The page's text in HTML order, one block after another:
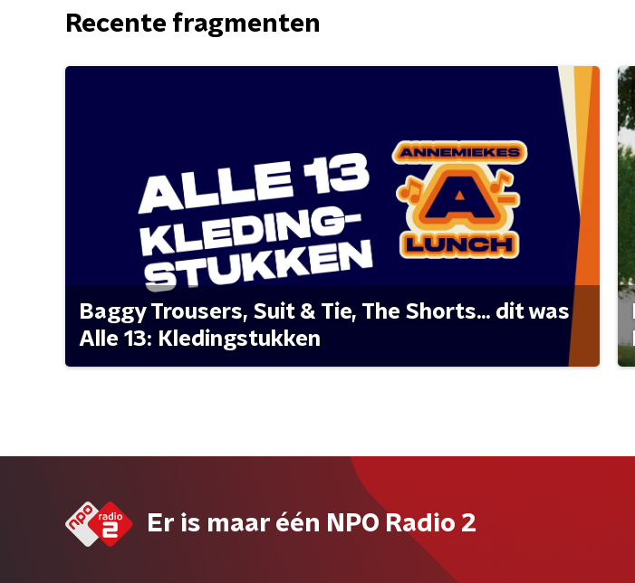
Recente fragmenten
Baggy Trousers, Suit & Tie, The Shorts... dit was
Alle 13: Kledingstukken
Er is maar één NPO Radio 2